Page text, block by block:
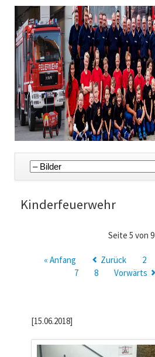
Navigation
überspringen
Kinderfeuerwehr
Seite 5 von 9
« Anfang Zurück 2
7
8 Vorwärts
[15.06.2018]